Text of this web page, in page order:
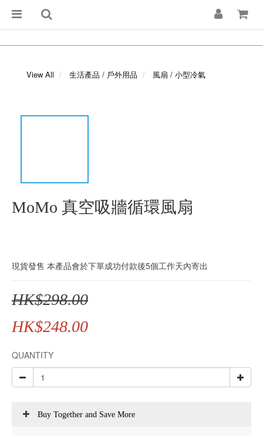
View All 生活產品 / 戶外用品 風扇 / 小型冷氣
MoMo 真空吸牆循環風扇
現貨發售 本產品會於下單成功付款後5個工作天內寄出
HK$298.00
HK$248.00
QUANTITY
Buy Together and Save More